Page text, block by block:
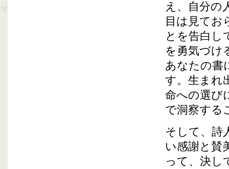
え、自分の
目は見てお
とを告白し
を勇気づけ
あなたの書
す。生まれ
命への選び
で洞察する
そして、詩
い感謝と賛
って、決し